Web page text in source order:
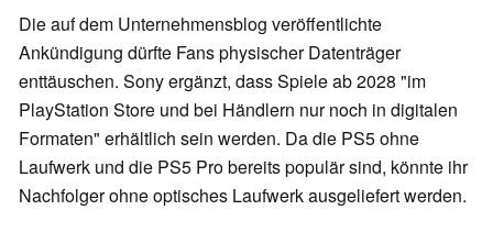
Die auf dem Unternehmensblog veröffentlichte
Ankündigung dürfte Fans physischer Datenträger
enttäuschen. Sony ergänzt, dass Spiele ab 2028 "im
PlayStation Store und bei Händlern nur noch in digitalen
Formaten" erhältlich sein werden. Da die PS5 ohne
Laufwerk und die PS5 Pro bereits populär sind, könnte ihr
Nachfolger ohne optisches Laufwerk ausgeliefert werden.